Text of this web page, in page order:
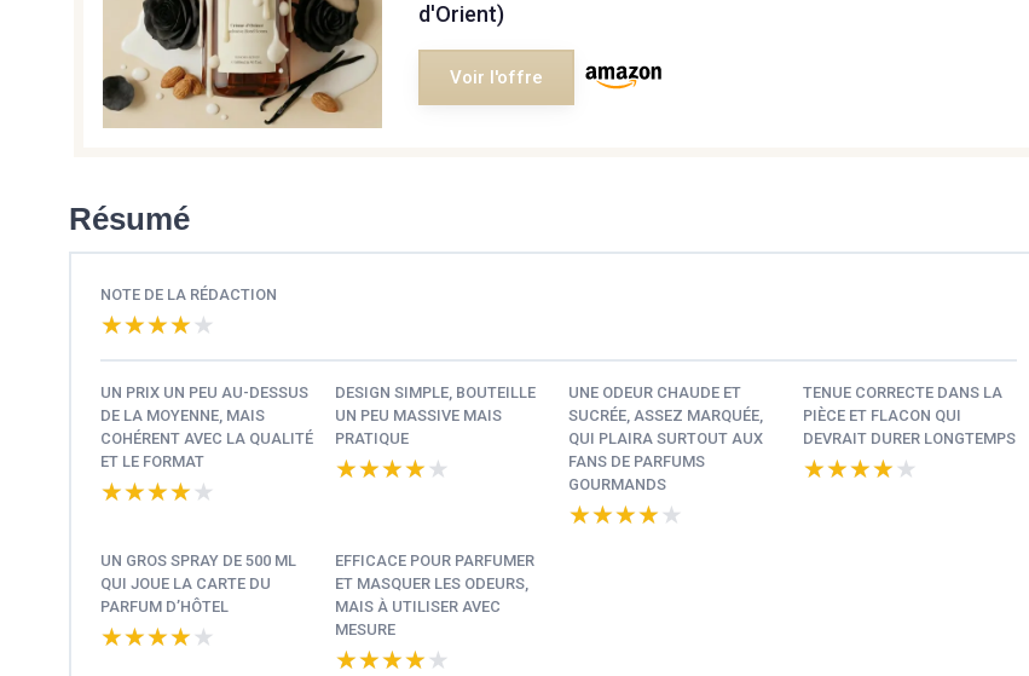
d'Orient)
Voir l'offre
Résumé
NOTE DE LA RÉDACTION
★★★★★
★★★★★
UN PRIX UN PEU AU-DESSUS
DE LA MOYENNE, MAIS
COHÉRENT AVEC LA QUALITÉ
ET LE FORMAT
★★★★★
★★★★★
DESIGN SIMPLE, BOUTEILLE
UN PEU MASSIVE MAIS
PRATIQUE
★★★★★
★★★★★
UNE ODEUR CHAUDE ET
SUCRÉE, ASSEZ MARQUÉE,
QUI PLAIRA SURTOUT AUX
FANS DE PARFUMS
GOURMANDS
★★★★★
★★★★★
TENUE CORRECTE DANS LA
PIÈCE ET FLACON QUI
DEVRAIT DURER LONGTEMPS
★★★★★
★★★★★
UN GROS SPRAY DE 500 ML
QUI JOUE LA CARTE DU
PARFUM D’HÔTEL
★★★★★
★★★★★
EFFICACE POUR PARFUMER
ET MASQUER LES ODEURS,
MAIS À UTILISER AVEC
MESURE
★★★★★
★★★★★